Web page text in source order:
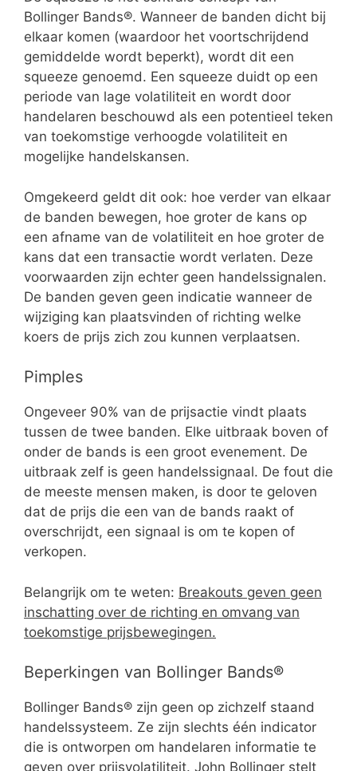
Bollinger Bands®. Wanneer de banden dicht bij
elkaar komen (waardoor het voortschrijdend
gemiddelde wordt beperkt), wordt dit een
squeeze genoemd. Een squeeze duidt op een
periode van lage volatiliteit en wordt door
handelaren beschouwd als een potentieel teken
van toekomstige verhoogde volatiliteit en
mogelijke handelskansen.
Omgekeerd geldt dit ook: hoe verder van elkaar
de banden bewegen, hoe groter de kans op
een afname van de volatiliteit en hoe groter de
kans dat een transactie wordt verlaten. Deze
voorwaarden zijn echter geen handelssignalen.
De banden geven geen indicatie wanneer de
wijziging kan plaatsvinden of richting welke
koers de prijs zich zou kunnen verplaatsen.
Pimples
Ongeveer 90% van de prijsactie vindt plaats
tussen de twee banden. Elke uitbraak boven of
onder de bands is een groot evenement. De
uitbraak zelf is geen handelssignaal. De fout die
de meeste mensen maken, is door te geloven
dat de prijs die een van de bands raakt of
overschrijdt, een signaal is om te kopen of
verkopen.
Belangrijk om te weten: Breakouts geven geen
inschatting over de richting en omvang van
toekomstige prijsbewegingen.
Beperkingen van Bollinger Bands®
Bollinger Bands® zijn geen op zichzelf staand
handelssysteem. Ze zijn slechts één indicator
die is ontworpen om handelaren informatie te
geven over prijsvolatiliteit. John Bollinger stelt